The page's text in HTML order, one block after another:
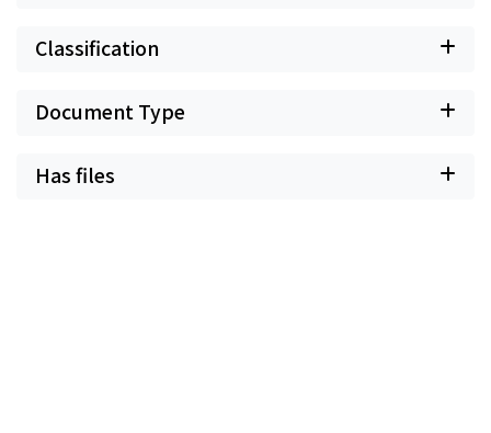
Classification
Document Type
Has files